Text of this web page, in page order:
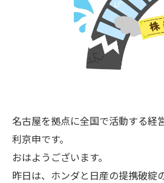
名古屋を拠点に全国で活動する経
利京申です。
おはようございます。
昨日は、ホンダと日産の提携破綻